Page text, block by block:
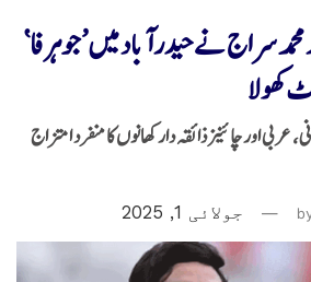
محمد سراج نےحیدرآباد میں ’جوہرفا‘
کھولا
عربی اور چائنیز ذائقہ دار کھانوں کا منفرد امتزاج
جولائی 1, 2025